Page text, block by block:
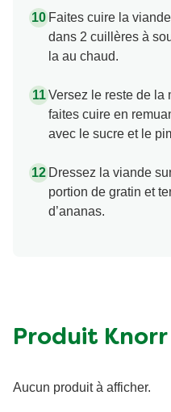
Faites cuire la
dans 2 cuillères à
la au chaud.
Versez le reste de la
faites cuire en
avec le sucre et le
Dressez la viande
portion de gratin et
d’ananas.
Produit
Aucun produit à afficher.